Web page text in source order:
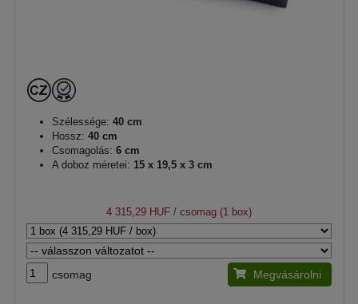
Szélessége: 40 cm
Hossz: 40 cm
Csomagolás: 6 cm
A doboz méretei: 15 x 19,5 x 3 cm
4 315,29 HUF / csomag (1 box)
csomag Megvásárolni